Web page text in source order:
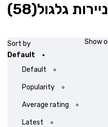
ניירות גלגול(58)
Sort by
Default
Default
Popularity
Average rating
Latest